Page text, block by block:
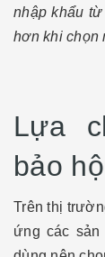
nhập khẩu
hơn khi chọn
Lựa
bảo
Trên thị
ứng các